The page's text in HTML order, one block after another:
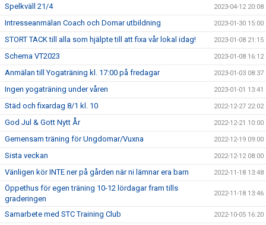
Spelkväll 21/4 2023-04-12 20:08
Intresseanmälan Coach och Domar utbildning 2023-01-30 15:00
STORT TACK till alla som hjälpte till att fixa vår lokal idag! 2023-01-08 21:15
Schema VT2023 2023-01-08 16:12
Anmälan till Yogaträning kl. 17:00 på fredagar 2023-01-03 08:37
Ingen yogaträning under våren 2023-01-01 13:41
Städ och fixardag 8/1 kl. 10 2022-12-27 22:02
God Jul & Gott Nytt År 2022-12-21 10:00
Gemensam träning för Ungdomar/Vuxna 2022-12-19 09:00
Sista veckan 2022-12-12 08:00
Vänligen kör INTE ner på gården när ni lämnar era barn 2022-11-18 13:48
Öppethus för egen träning 10-12 lördagar fram tills
graderingen
2022-11-18 13:46
Samarbete med STC Training Club 2022-10-05 16:20